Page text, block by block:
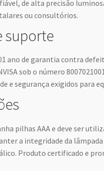
de alta precisão
ou consultórios.
suporte
ano de garantia contra
sob o número
e segurança exigidos para
pilhas AAA e deve ser
a integridade da lâmpada
Produto certificado e